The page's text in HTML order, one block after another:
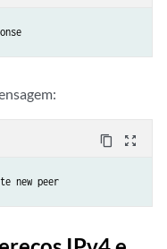
content_copy zoom_out_map
new peer